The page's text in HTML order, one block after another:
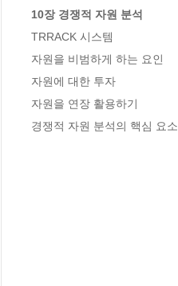
10장 경쟁적 자원 분석
TRRACK 시스템
자원을 비범하게 하는 요인
자원에 대한 투자
자원을 연장 활용하기
경쟁적 자원 분석의 핵심 요소